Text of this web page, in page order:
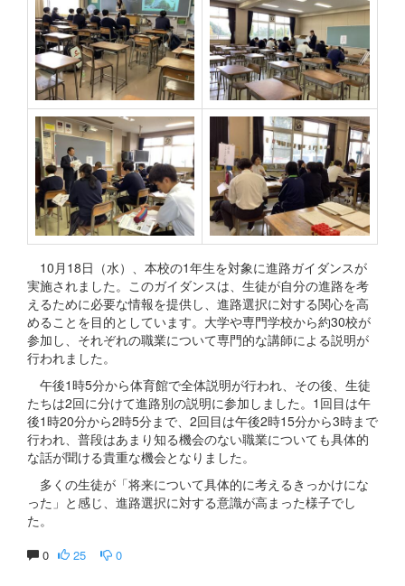
10月18日（水）、本校の1年生を対象に進路ガイダンスが
実施されました。このガイダンスは、生徒が自分の進路を考
えるために必要な情報を提供し、進路選択に対する関心を高
めることを目的としています。大学や専門学校から約30校が
参加し、それぞれの職業について専門的な講師による説明が
行われました。
午後1時5分から体育館で全体説明が行われ、その後、生徒
たちは2回に分けて進路別の説明に参加しました。1回目は午
後1時20分から2時5分まで、2回目は午後2時15分から3時まで
行われ、普段はあまり知る機会のない職業についても具体的
な話が聞ける貴重な機会となりました。
多くの生徒が「将来について具体的に考えるきっかけにな
った」と感じ、進路選択に対する意識が高まった様子でし
た。
0 25 0